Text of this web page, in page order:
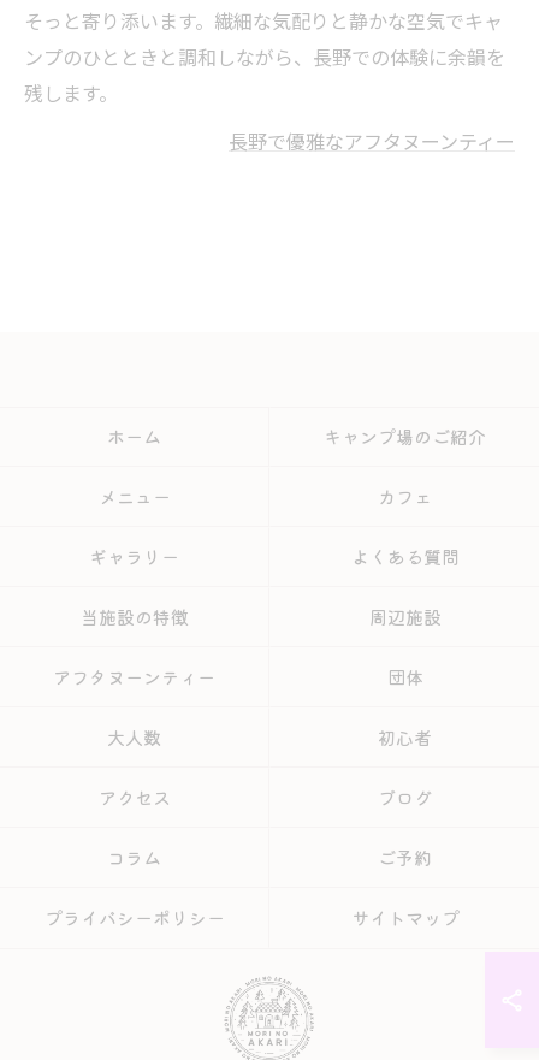
そっと寄り添います。繊細な気配りと静かな空気でキャ
ンプのひとときと調和しながら、長野での体験に余韻を
残します。
長野で優雅なアフタヌーンティー
ホーム キャンプ場のご紹介
メニュー カフェ
ギャラリー よくある質問
当施設の特徴 周辺施設
アフタヌーンティー 団体
大人数 初心者
アクセス ブログ
コラム ご予約
プライバシーポリシー サイトマップ